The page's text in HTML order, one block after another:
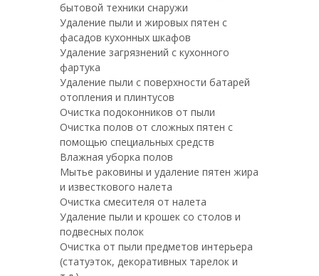
бытовой техники снаружи
Удаление пыли и жировых пятен с
фасадов кухонных шкафов
Удаление загрязнений с кухонного
фартука
Удаление пыли с поверхности батарей
отопления и плинтусов
Очистка подоконников от пыли
Очистка полов от сложных пятен с
помощью специальных средств
Влажная уборка полов
Мытье раковины и удаление пятен жира
и известкового налета
Очистка смесителя от налета
Удаление пыли и крошек со столов и
подвесных полок
Очистка от пыли предметов интерьера
(статуэток, декоративных тарелок и